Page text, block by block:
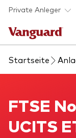
Skip to main
Private Anleger
Produktart
Wissen
Wie
Startseite
FTSE North
FTSE
UCITS